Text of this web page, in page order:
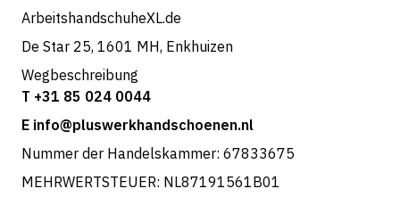
ArbeitshandschuheXL.de
De Star 25, 1601 MH, Enkhuizen
Wegbeschreibung
T +31 85 024 0044
E info@pluswerkhandschoenen.nl
Nummer der Handelskammer: 67833675
MEHRWERTSTEUER: NL87191561B01